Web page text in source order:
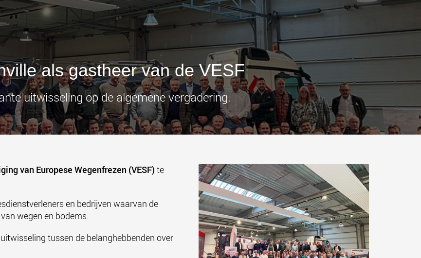
lichtere lastklassen in de VS
www.morello.us.com
voertuigen voor
laadvermogens tot 25.000 t
en meer
www.cometto.com
als gastheer van de VESF
uitwisseling op de algemene vergadering.
van Europese Wegenfrezen (VESF) te
en bedrijven waarvan de
wegen en bodems.
tussen de belanghebbenden over